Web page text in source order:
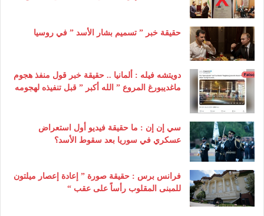
حقيقة خبر ” تسميم بشار الأسد ” في روسيا
دويتشه فيله : ألمانيا .. حقيقة خبر قول منفذ هجوم
ماغديبورغ المروع ” الله أكبر ” قبل تنفيذه لهجومه
سي إن إن : ما حقيقة فيديو أول استعراض
عسكري في سوريا بعد سقوط الأسد؟
فرانس برس : حقيقة صورة ” إعادة إعصار ميلتون
للمبنى المقلوب رأساً على عقب “